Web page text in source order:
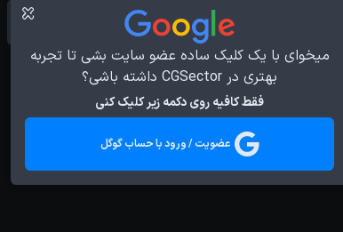
میخوای با یک کلیک ساده عضو سایت بشی تا تجربه
بهتری در CGSector داشته باشی؟
فقط کافیه روی دکمه زیر کلیک کنی
عضویت / ورود با حساب گوگل
Animation
Behind the Scene